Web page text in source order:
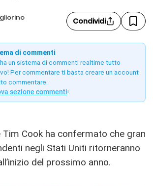
Condividi
di commenti
un sistema di commenti realtime tutto
Per commentare ti basta creare un account
commentare.
sezione commenti!
Tim Cook ha confermato che gran
negli Stati Uniti ritorneranno
del prossimo anno.